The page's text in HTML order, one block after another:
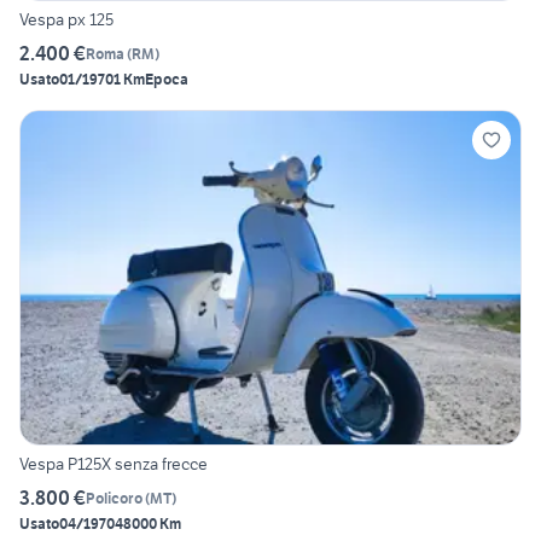
Vespa px 125
2.400 €Roma (RM)
Usato01/19701 KmEpoca
Vespa P125X senza frecce
3.800 €Policoro(MT)
Usato04/197048000 Km